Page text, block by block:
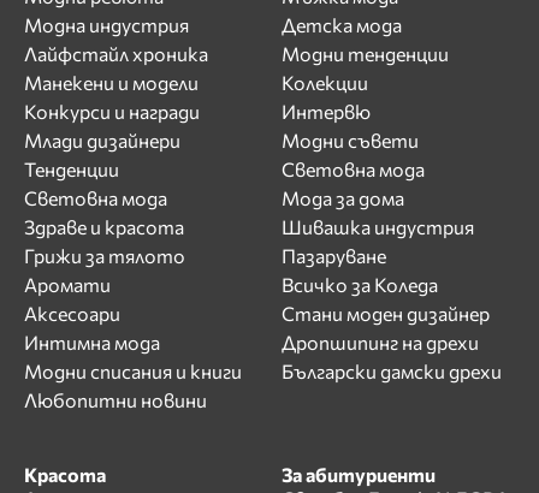
Модна индустрия
Лайфстайл хроника
Манекени и модели
Конкурси и награди
Млади дизайнери
Тенденции
Световна мода
Здраве и красота
Грижи за тялото
Аромати
Аксесоари
Интимна мода
Модни списания и книги
Любопитни новини
Детска мода
Модни тенденции
Колекции
Интервю
Модни съвети
Световна мода
Мода за дома
Шивашка индустрия
Пазаруване
Всичко за Коледа
Стани моден дизайнер
Дропшипинг на дрехи
Български дамски дрехи
Красота
За абитуриенти